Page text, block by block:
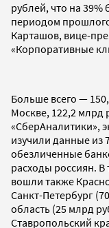
рублей, что на
периодом
Карташов, вице-
«Корпоративные
Больше всего —
Москве, 122,2
«СберАналитики»,
изучили данные из
обезличенные
расходы россиян.
вошли также
Санкт-Петербург
область (25 млрд
Ставропольский